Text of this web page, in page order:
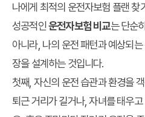
나에게 최적의 운전자보험 플랜 찾
성공적인운전자보험 비교는 단순
아니라, 나의 운전 패턴과 예상되
장을 설계하는 것입니다.
첫째, 자신의 운전 습관과 환경을
퇴근 거리가 길거나, 자녀를 태우